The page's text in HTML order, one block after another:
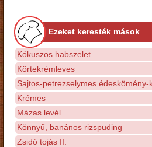
Ezeket keresték mások
Kókuszos habszelet
Körtekrémleves
Sajtos-petrezselymes édeskömény-
Krémes
Mázas levél
Könnyű, banános rizspuding
Zsidó tojás II.